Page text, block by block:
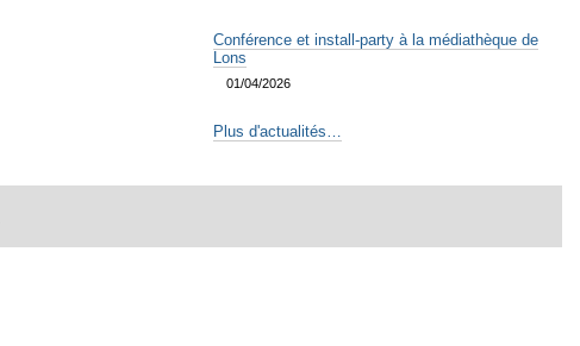
Conférence et install-party à la médiathèque de
Lons
01/04/2026
Plus d'actualités…